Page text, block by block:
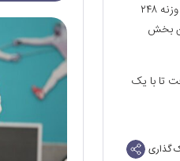
وزنه‌بردار دسته فوق سنگین باشگاه فولاد مبارکه سپاهان، در حرکت دوضرب نمایش فوق‌العاده‌ای داشت و پس از مهار وزنه ۲۴۸
این بخش
مدال نقره دست یافت تا با یک
گذاری